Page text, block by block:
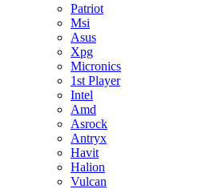
Patriot
Msi
Asus
Xpg
Micronics
1st Player
Intel
Amd
Asrock
Antryx
Havit
Halion
Vulcan